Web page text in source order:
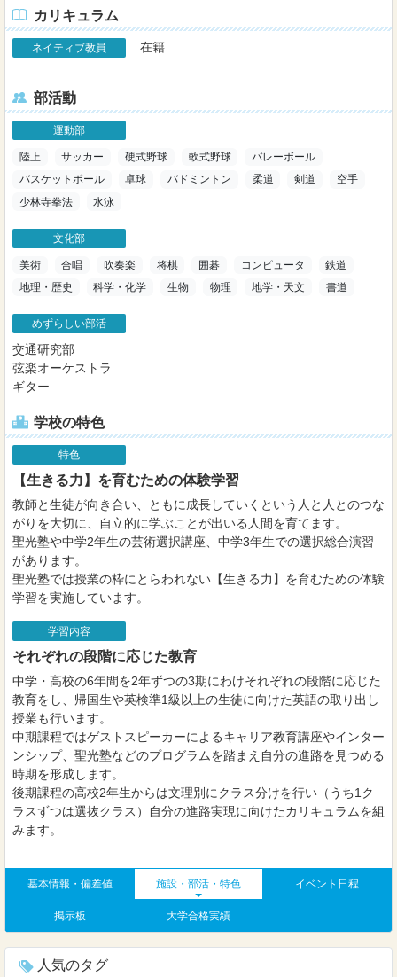
カリキュラム
ネイティブ教員 在籍
部活動
運動部
陸上 サッカー 硬式野球 軟式野球
バレーボール
バスケットボール
卓球 バドミントン 柔道 剣道
空手
少林寺拳法
水泳
文化部
美術 合唱 吹奏楽 将棋 囲碁 コンピュータ
鉄道
地理・歴史
科学・化学 生物 物理 地学・天文 書道
めずらしい部活
交通研究部
弦楽オーケストラ
ギター
学校の特色
特色
【生きる力】を育むための体験学習
教師と生徒が向き合い、ともに成長していくという人と人とのつな
がりを大切に、自立的に学ぶことが出いる人間を育てます。
聖光塾や中学2年生の芸術選択講座、中学3年生での選択総合演習
があります。
聖光塾では授業の枠にとらわれない【生きる力】を育むための体験
学習を実施しています。
学習内容
それぞれの段階に応じた教育
中学・高校の6年間を2年ずつの3期にわけそれぞれの段階に応じた
教育をし、帰国生や英検準1級以上の生徒に向けた英語の取り出し
授業も行います。
中期課程ではゲストスピーカーによるキャリア教育講座やインター
ンシップ、聖光塾などのプログラムを踏まえ自分の進路を見つめる
時期を形成します。
後期課程の高校2年生からは文理別にクラス分けを行い（うち1ク
ラスずつは選抜クラス）自分の進路実現に向けたカリキュラムを組
みます。
基本情報・偏差値 施設・部活・特色 イベント日程
掲示板 大学合格実績
人気のタグ